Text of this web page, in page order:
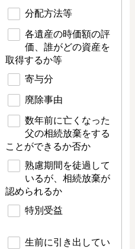
分配方法等
各遺産の時価額の評
価、誰がどの資産を
取得するか等
寄与分
廃除事由
数年前に亡くなった
父の相続放棄をする
ことができるか否か
熟慮期間を徒過して
いるが、相続放棄が
認められるか
特別受益
生前に引き出してい